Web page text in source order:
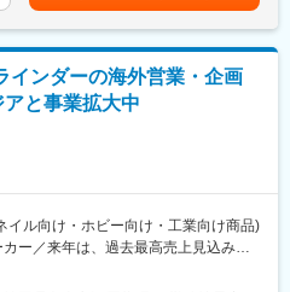
業務
め、語学力を活かしたい方にもお勧
間あります。
い専門知識が必要となるため、独り
しています。
ュアルを読んだり、海外のパートナ
門知識・英語力ともに向上します◎
年収はご経験や前職での年収を考慮
：・給与改定あり（年1回/5月）・業
賃金はあくまでも目安の金額であ
能性があります。月給(月額)は固定手
インダーの海外営業・企画
と事業拡大中
イル向け・ホビー向け・工業向け商品)
ー／来年は、過去最高売上見込み